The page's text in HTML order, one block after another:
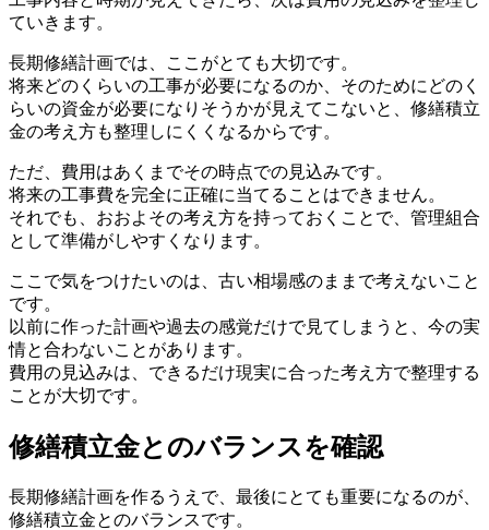
修繕積立金とのバランスを確認
ていきます。
長期修繕計画では、ここがとても大切です。
将来どのくらいの工事が必要になるのか、そのためにどのく
らいの資金が必要になりそうかが見えてこないと、修繕積立
金の考え方も整理しにくくなるからです。
ただ、費用はあくまでその時点での見込みです。
将来の工事費を完全に正確に当てることはできません。
それでも、おおよその考え方を持っておくことで、管理組合
として準備がしやすくなります。
ここで気をつけたいのは、古い相場感のままで考えないこと
です。
以前に作った計画や過去の感覚だけで見てしまうと、今の実
情と合わないことがあります。
費用の見込みは、できるだけ現実に合った考え方で整理する
ことが大切です。
修繕積立金とのバランスを確認
長期修繕計画を作るうえで、最後にとても重要になるのが、
修繕積立金とのバランスです。